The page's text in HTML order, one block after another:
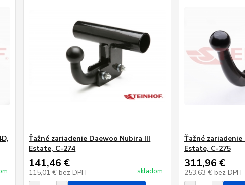
Ťažné zariadenie Daewoo Nubira III
Estate, C-274
141,46 €
115,01 € bez DPH skladom
Ťažné
Estate, C-275
311,96 €
253,63 € bez DPH